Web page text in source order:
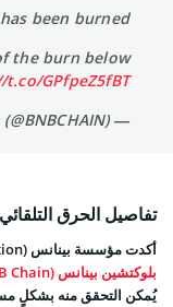
been burned 🔥
the burn below ⬇️
GPfpeZ5fBT
— BNB Chain (@BNBCHAIN)
تفاصيل الحرق التلقائي
أكدت مؤسسة بينانس (BNB Foundation) إتمام الحرق بنجاح على
بلوكتشين بينانس (BNB Chain)
يُمكن التحقق منه بشكلٍ